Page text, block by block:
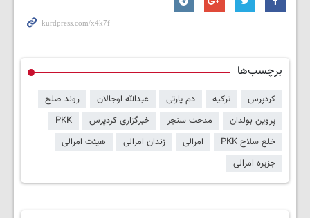
برچسب‌ها
کردپرس ترکیه دم پارتی عبدالله اوجالان
روند صلح
پروین بولدان
مدحت سنجر خبرگزاری کردپرس
PKK
خلع سلاح PKK
امرالی زندان امرالی
هیئت امرالی
جزیره امرالی